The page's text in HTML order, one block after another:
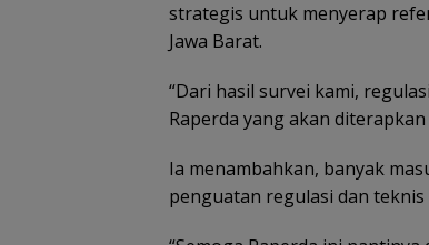
strategis untuk menyerap
Jawa Barat.
“Dari hasil survei kami,
Raperda yang akan
‎Ia menambahkan, banyak
penguatan regulasi dan